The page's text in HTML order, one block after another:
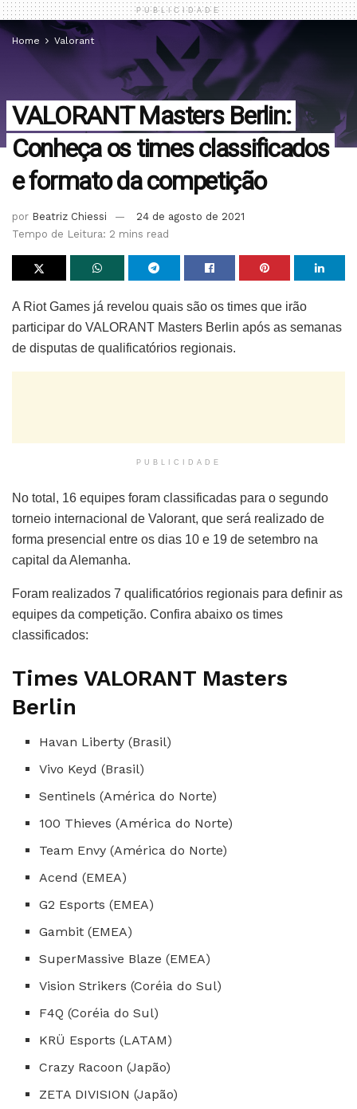
PUBLICIDADE
Home Valorant
VALORANT Masters Berlin:
Conheça os times classificados
e formato da competição
por Beatriz Chiessi
24 de agosto de 2021
Tempo de Leitura: 2 mins read
A Riot Games já revelou quais são os times que irão
participar do VALORANT Masters Berlin após as semanas
de disputas de qualificatórios regionais.
PUBLICIDADE
No total, 16 equipes foram classificadas para o segundo
torneio internacional de Valorant, que será realizado de
forma presencial entre os dias 10 e 19 de setembro na
capital da Alemanha.
Foram realizados 7 qualificatórios regionais para definir as
equipes da competição. Confira abaixo os times
classificados:
Times VALORANT Masters
Berlin
Havan Liberty (Brasil)
Vivo Keyd (Brasil)
Sentinels (América do Norte)
100 Thieves (América do Norte)
Team Envy (América do Norte)
Acend (EMEA)
G2 Esports (EMEA)
Gambit (EMEA)
SuperMassive Blaze (EMEA)
Vision Strikers (Coréia do Sul)
F4Q (Coréia do Sul)
KRÜ Esports (LATAM)
Crazy Racoon (Japão)
ZETA DIVISION (Japão)